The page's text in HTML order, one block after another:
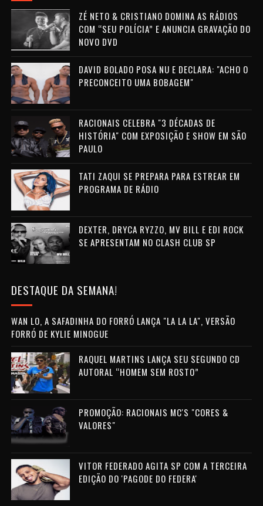
ZÉ NETO & CRISTIANO DOMINA AS RÁDIOS
COM “SEU POLÍCIA” E ANUNCIA GRAVAÇÃO DO
NOVO DVD
DAVID BOLADO POSA NU E DECLARA: "ACHO O
PRECONCEITO UMA BOBAGEM"
RACIONAIS CELEBRA "3 DÉCADAS DE
HISTÓRIA" COM EXPOSIÇÃO E SHOW EM SÃO
PAULO
TATI ZAQUI SE PREPARA PARA ESTREAR EM
PROGRAMA DE RÁDIO
DEXTER, DRYCA RYZZO, MV BILL E EDI ROCK
SE APRESENTAM NO CLASH CLUB SP
DESTAQUE DA SEMANA!
WAN LO, A SAFADINHA DO FORRÓ LANÇA "LA LA LA", VERSÃO
FORRÓ DE KYLIE MINOGUE
RAQUEL MARTINS LANÇA SEU SEGUNDO CD
AUTORAL “HOMEM SEM ROSTO”
PROMOÇÃO: RACIONAIS MC'S "CORES &
VALORES"
VITOR FEDERADO AGITA SP COM A TERCEIRA
EDIÇÃO DO 'PAGODE DO FEDERA'